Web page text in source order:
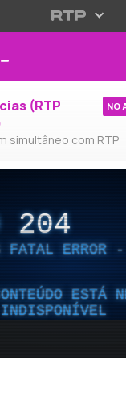
(RTP
simultâneo com RTP
NO
204
ERROR -
ESTÁ
INDISPONÍVEL